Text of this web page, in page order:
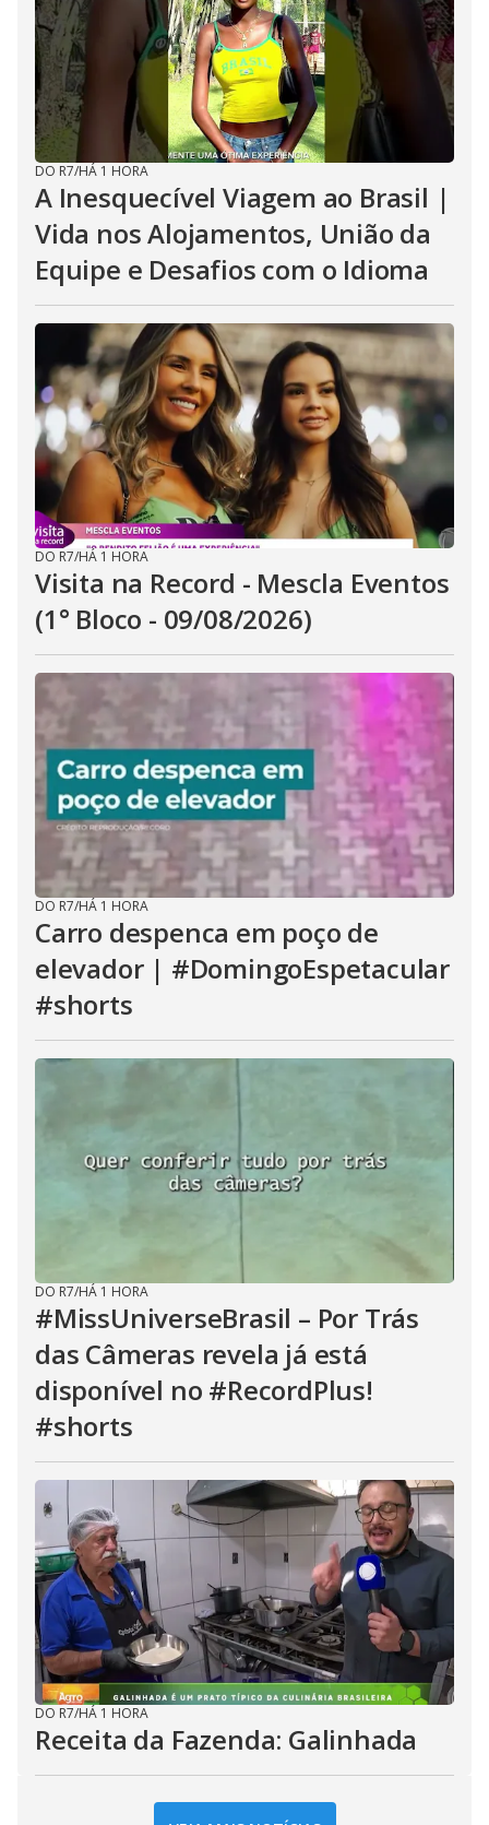
DO R7/HÁ 1 HORA
A Inesquecível Viagem ao Brasil |
Vida nos Alojamentos, União da
Equipe e Desafios com o Idioma
DO R7/HÁ 1 HORA
Visita na Record - Mescla Eventos
(1° Bloco - 09/08/2026)
DO R7/HÁ 1 HORA
Carro despenca em poço de
elevador | #DomingoEspetacular
#shorts
DO R7/HÁ 1 HORA
#MissUniverseBrasil – Por Trás
das Câmeras revela já está
disponível no #RecordPlus!
#shorts
DO R7/HÁ 1 HORA
Receita da Fazenda: Galinhada